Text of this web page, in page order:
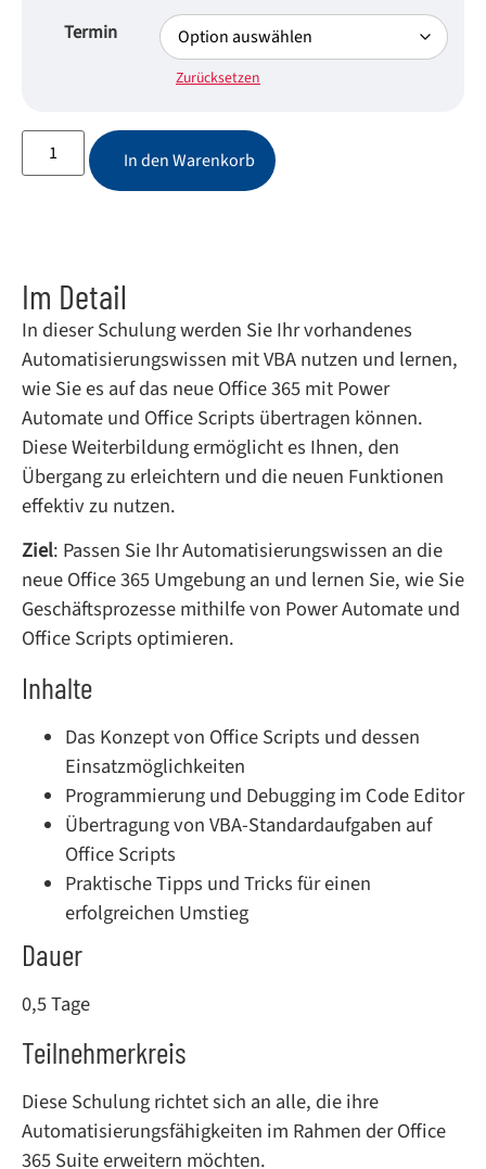
Termin
Zurücksetzen
In den Warenkorb
Im Detail
In dieser Schulung werden Sie Ihr vorhandenes
Automatisierungswissen mit VBA nutzen und lernen,
wie Sie es auf das neue Office 365 mit Power
Automate und Office Scripts übertragen können.
Diese Weiterbildung ermöglicht es Ihnen, den
Übergang zu erleichtern und die neuen Funktionen
effektiv zu nutzen.
Ziel: Passen Sie Ihr Automatisierungswissen an die
neue Office 365 Umgebung an und lernen Sie, wie Sie
Geschäftsprozesse mithilfe von Power Automate und
Office Scripts optimieren.
Inhalte
Das Konzept von Office Scripts und dessen
Einsatzmöglichkeiten
Programmierung und Debugging im Code Editor
Übertragung von VBA-Standardaufgaben auf
Office Scripts
Praktische Tipps und Tricks für einen
erfolgreichen Umstieg
Dauer
0,5 Tage
Teilnehmerkreis
Diese Schulung richtet sich an alle, die ihre
Automatisierungsfähigkeiten im Rahmen der Office
365 Suite erweitern möchten.